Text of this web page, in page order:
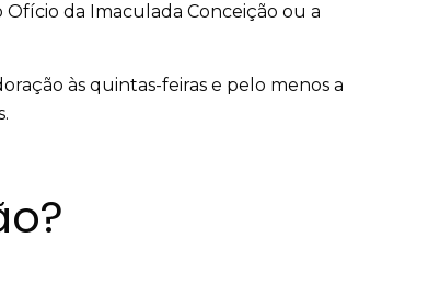
da Imaculada Conceição ou a
às quintas-feiras e pelo menos a